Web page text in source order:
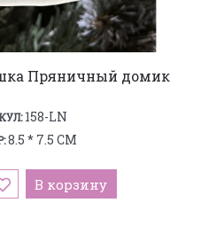
Пряничный домик
158-LN
8.5 * 7.5 СМ
В корзину